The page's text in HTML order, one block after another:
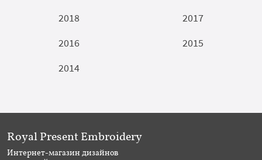
2018
2017
2016
2015
2014
Royal Present Embroidery
Интернет-магазин дизайнов